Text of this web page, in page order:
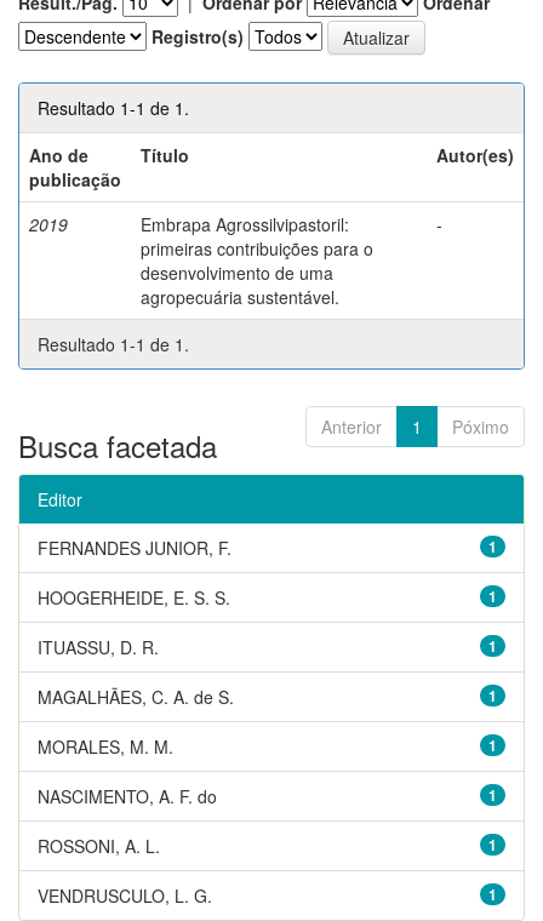
Registro(s)
Resultado 1-1 de 1.
Ano de
publicação
Título Autor(es)
2019
Embrapa Agrossilvipastoril:
primeiras contribuições para o
desenvolvimento de uma
agropecuária sustentável.
-
Resultado 1-1 de 1.
Anterior 1 Póximo
Busca facetada
Editor
1
FERNANDES JUNIOR, F.
1
HOOGERHEIDE, E. S. S.
1
ITUASSU, D. R.
1
MAGALHÃES, C. A. de S.
1
MORALES, M. M.
1
NASCIMENTO, A. F. do
1
ROSSONI, A. L.
1
VENDRUSCULO, L. G.